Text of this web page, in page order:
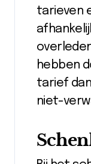
tarieven
hebben
tarief
niet-